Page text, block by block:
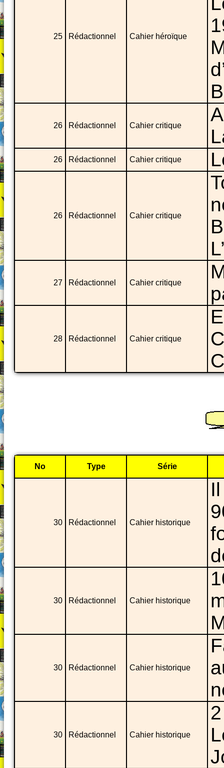
25 Rédactionnel Cahier héroïque
26 Rédactionnel Cahier critique
26 Rédactionnel Cahier critique
26 Rédactionnel Cahier critique
27 Rédactionnel Cahier critique
28 Rédactionnel Cahier critique
No Type Série
30 Rédactionnel Cahier historique
30 Rédactionnel Cahier historique
30 Rédactionnel Cahier historique
30 Rédactionnel Cahier historique